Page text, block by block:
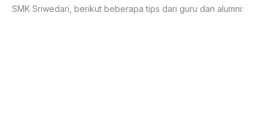
SMK Sriwedari, berikut beberapa tips dari guru dan alumni: